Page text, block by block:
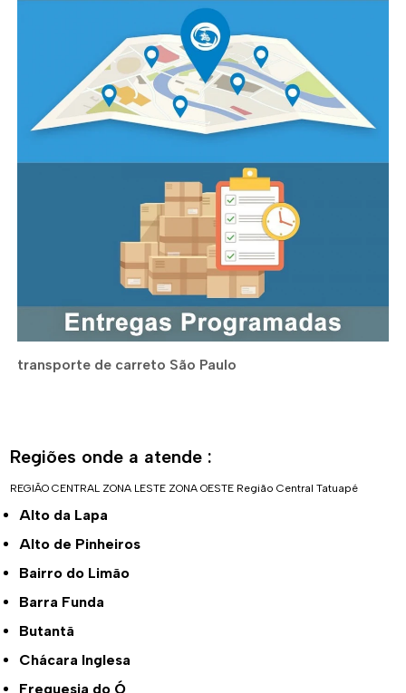
transporte de carreto São Paulo
Regiões onde a atende :
REGIÃO CENTRAL ZONA LESTE ZONA OESTE Região Central Tatuapé
Alto da Lapa
Alto de Pinheiros
Bairro do Limão
Barra Funda
Butantã
Chácara Inglesa
Freguesia do Ó